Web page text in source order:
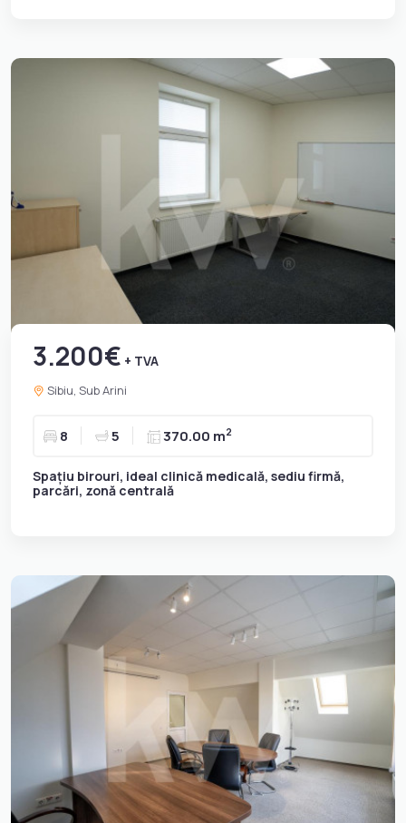
3.200€ + TVA
Sibiu, Sub Arini
8 5 370.00 m2
Spațiu birouri, ideal clinică medicală, sediu firmă,
parcări, zonă centrală